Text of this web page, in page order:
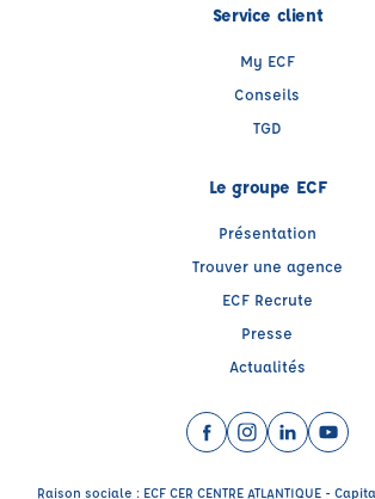
Service client
My ECF
Conseils
TGD
Le groupe ECF
Présentation
Trouver une agence
ECF Recrute
Presse
Actualités
Facebook (nouvelle
Instagram
LinkedIn
Raison sociale : ECF CER CENTRE ATLANTIQUE -